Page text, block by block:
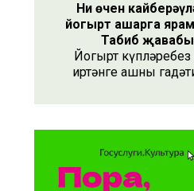
Ни өчен
йогырт ашарга
Табиб җавабы
Йогырт күпләребез
иртәнге ашның